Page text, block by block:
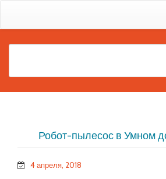
Робот-пылесос в Умном
4 апреля, 2018